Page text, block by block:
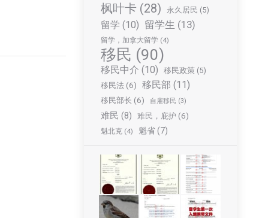
枫叶卡 (28) 永久居民 (5)
留学 (10) 留学生 (13)
留学，加拿大留学 (4)
移民 (90)
移民中介 (10) 移民政策 (5)
移民法 (6) 移民部 (11)
移民部长 (6) 自雇移民 (3)
难民 (8) 难民，庇护 (6)
魁北克 (4) 魁省(7)